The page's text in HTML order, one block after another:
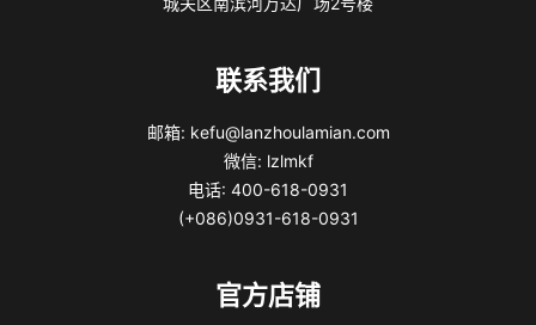
联系我们
邮箱: kefu@lanzhoulamian.com
微信: lzlmkf
电话: 400-618-0931
(+086)0931-618-0931
官方店铺